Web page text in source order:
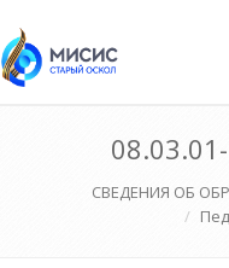
СВЕДЕНИЯ ОБ